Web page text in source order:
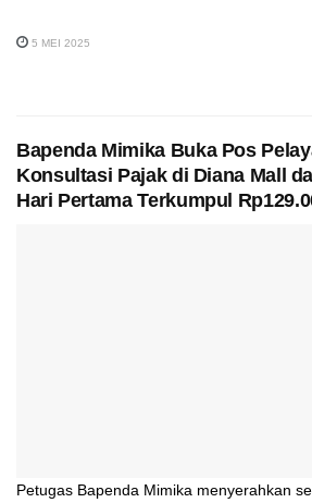
5 MEI 2025
Bapenda Mimika Buka Pos
Konsultasi Pajak di Diana Mall
Hari Pertama Terkumpul
Petugas Bapenda Mimika menyerahkan